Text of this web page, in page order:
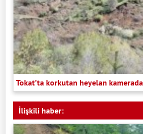
Tokat’ta korkutan heyelan kamerada
İlişkili haber: